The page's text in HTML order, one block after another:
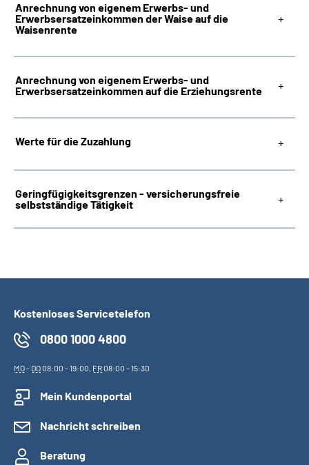
Anrechnung von eigenem Erwerbs- und
Erwerbsersatzeinkommen der Waise auf die
Waisenrente
Anrechnung von eigenem Erwerbs- und
Erwerbsersatzeinkommen auf die Erziehungsrente
Werte für die Zuzahlung
Geringfügigkeitsgrenzen - versicherungsfreie
selbstständige Tätigkeit
Kostenloses Servicetelefon
0800 1000 4800
MO- DO08:00 - 19:00, FR08:00 - 15:30
Mein Kundenportal
Nachricht schreiben
Beratung